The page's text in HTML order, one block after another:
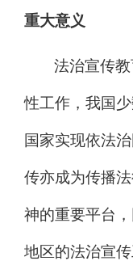
重大意义
法治宣传
性工作，我国
国家实现依法
传亦成为传播
神的重要平台
地区的法治宣传